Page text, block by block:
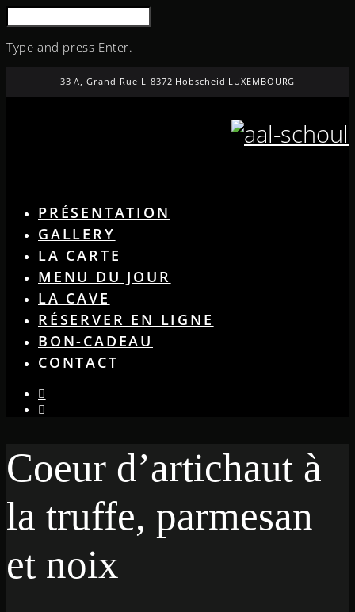
SEARCH
FOR:
Type and press Enter.
33 A, Grand-Rue L-8372 Hobscheid LUXEMBOURG
PRÉSENTATION
GALLERY
LA CARTE
MENU DU JOUR
LA CAVE
RÉSERVER EN LIGNE
BON-CADEAU
CONTACT
Coeur d’artichaut à
la truffe, parmesan
et noix